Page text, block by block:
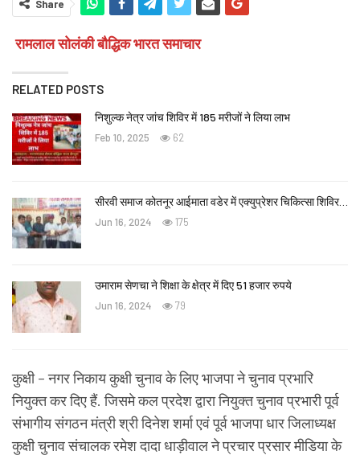
Share
रामलाल सोलंकी बौद्धिक भारत समाचार
RELATED POSTS
निशुल्क नेत्र जांच शिविर में 185 मरीजों ने लिया लाभ
Feb 10, 2025 62
सीरवी समाज कोतनूर आईमाता वडेर में एक्युप्रेशर चिकित्सा शिविर…
Jun 16, 2024 175
उमाराम सेणचा ने शिक्षा के क्षेत्र में दिए 51 हजार रुपये
Jun 16, 2024 79
कुक्षी – नगर निकाय कुक्षी चुनाव के लिए भाजपा ने चुनाव प्रभारि
नियुक्त कर दिए हैं. जिसमे कल प्रदेश द्वारा नियुक्त चुनाव प्रभारी पूर्व
संभागीय संगठन मंत्री श्री दिनेश शर्मा एवं पूर्व भाजपा धार जिलाध्यक्ष
कुक्षी चुनाव संचालक रमेश दादा धाड़ीवाल ने प्रचार प्रसार मीडिया के